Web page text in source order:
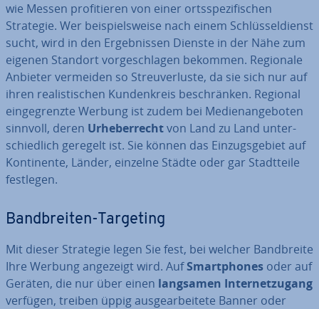
wie Messen pro­fi­tie­ren von einer orts­spe­zi­fi­schen
Strategie. Wer bei­spiels­wei­se nach einem Schlüs­sel­dienst
sucht, wird in den Er­geb­nis­sen Dienste in der Nähe zum
eigenen Standort vor­ge­schla­gen bekommen. Regionale
Anbieter vermeiden so Streu­ver­lus­te, da sie sich nur auf
ihren rea­lis­ti­schen Kun­den­kreis be­schrän­ken. Regional
ein­ge­grenz­te Werbung ist zudem bei Me­di­en­an­ge­bo­ten
sinnvoll, deren Ur­he­ber­rechtvon Land zu Land un­ter­
schied­lich geregelt ist. Sie können das Ein­zugs­ge­biet auf
Kon­ti­nen­te, Länder, einzelne Städte oder gar Stadt­tei­le
festlegen.
Band­brei­ten-Targeting
Mit dieser Strategie legen Sie fest, bei welcher Band­brei­te
Ihre Werbung angezeigt wird. AufSmart­phones oder auf
Geräten, die nur über einen langsamen In­ter­net­zu­gang
verfügen, treiben üppig aus­ge­ar­bei­te­te Banner oder